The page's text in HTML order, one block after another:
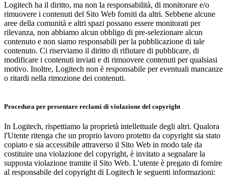
Logitech ha il diritto, ma non la responsabilità, di monitorare e/o
rimuovere i contenuti del Sito Web forniti da altri. Sebbene alcune
aree della comunità e altri spazi possano essere monitorati per
rilevanza, non abbiamo alcun obbligo di pre-selezionare alcun
contenuto e non siamo responsabili per la pubblicazione di tale
contenuto. Ci riserviamo il diritto di rifiutare di pubblicare, di
modificare i contenuti inviati e di rimuovere contenuti per qualsiasi
motivo. Inoltre, Logitech non è responsabile per eventuali mancanze
o ritardi nella rimozione dei contenuti.
Procedura per presentare reclami di violazione del copyright
In Logitech, rispettiamo la proprietà intellettuale degli altri. Qualora
l'Utente ritenga che un proprio lavoro protetto da copyright sia stato
copiato e sia accessibile attraverso il Sito Web in modo tale da
costituire una violazione del copyright, è invitato a segnalare la
supposta violazione tramite il Sito Web. L'utente è pregato di fornire
al responsabile del copyright di Logitech le seguenti informazioni: